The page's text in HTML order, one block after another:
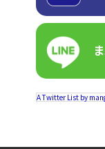
A Twitter List by